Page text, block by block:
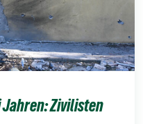
Zivilisten